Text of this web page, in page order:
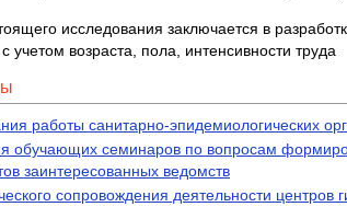
исследования заключается в
учетом возраста, пола, интенсивности труда
работы санитарно-эпидемиологических
обучающих семинаров по вопросам
заинтересованных ведомств
сопровождения деятельности